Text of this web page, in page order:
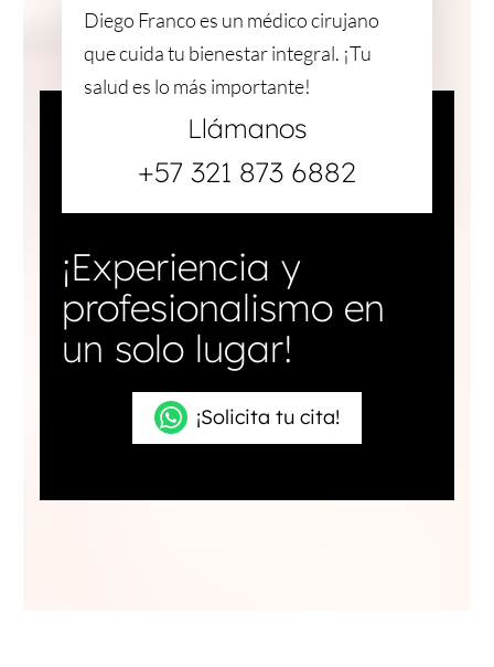
Diego Franco es un médico cirujano
que cuida tu bienestar integral. ¡Tu
salud es lo más importante!
Llámanos
+57 321 873 6882
¡Experiencia y
profesionalismo en
un solo lugar!
¡Solicita tu cita!